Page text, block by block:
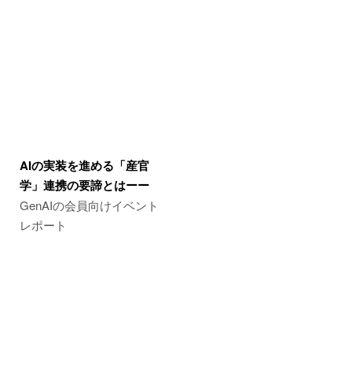
AIの実装を進める「産官
学」連携の要諦とはーー
GenAIの会員向けイベント
レポート